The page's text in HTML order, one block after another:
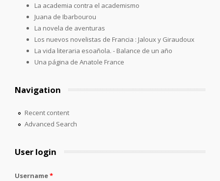
La academia contra el academismo
Juana de Ibarbourou
La novela de aventuras
Los nuevos novelistas de Francia : Jaloux y Giraudoux
La vida literaria esoañola. - Balance de un año
Una página de Anatole France
Navigation
Recent content
Advanced Search
User login
Username*